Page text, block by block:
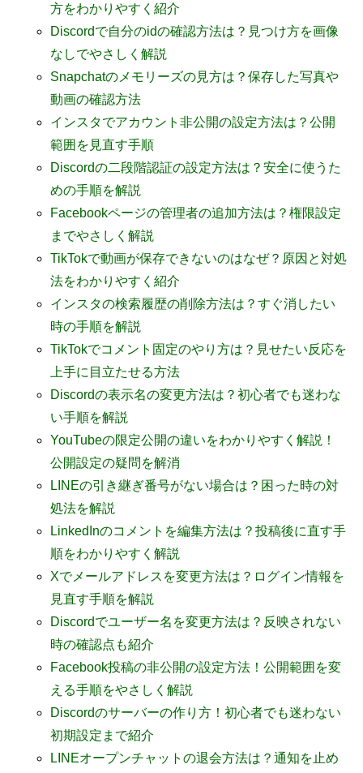
方をわかりやすく紹介
Discordで自分のidの確認方法は？見つけ方を画像
なしでやさしく解説
Snapchatのメモリーズの見方は？保存した写真や
動画の確認方法
インスタでアカウント非公開の設定方法は？公開
範囲を見直す手順
Discordの二段階認証の設定方法は？安全に使うた
めの手順を解説
Facebookページの管理者の追加方法は？権限設定
までやさしく解説
TikTokで動画が保存できないのはなぜ？原因と対処
法をわかりやすく紹介
インスタの検索履歴の削除方法は？すぐ消したい
時の手順を解説
TikTokでコメント固定のやり方は？見せたい反応を
上手に目立たせる方法
Discordの表示名の変更方法は？初心者でも迷わな
い手順を解説
YouTubeの限定公開の違いをわかりやすく解説！
公開設定の疑問を解消
LINEの引き継ぎ番号がない場合は？困った時の対
処法を解説
LinkedInのコメントを編集方法は？投稿後に直す手
順をわかりやすく解説
Xでメールアドレスを変更方法は？ログイン情報を
見直す手順を解説
Discordでユーザー名を変更方法は？反映されない
時の確認点も紹介
Facebook投稿の非公開の設定方法！公開範囲を変
える手順をやさしく解説
Discordのサーバーの作り方！初心者でも迷わない
初期設定まで紹介
LINEオープンチャットの退会方法は？通知を止め